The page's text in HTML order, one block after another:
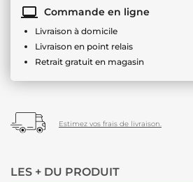
Commande en ligne
Livraison à domicile
Livraison en point relais
Retrait gratuit en magasin
Estimez vos frais de livraison.
LES + DU PRODUIT